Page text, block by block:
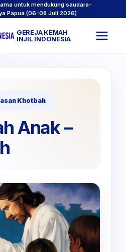
untuk mendukung saudara-
Papua (06-08 Juli 2026)
GEREJA KEMAH
INJIL INDONESIA
Khotbah
Anak –